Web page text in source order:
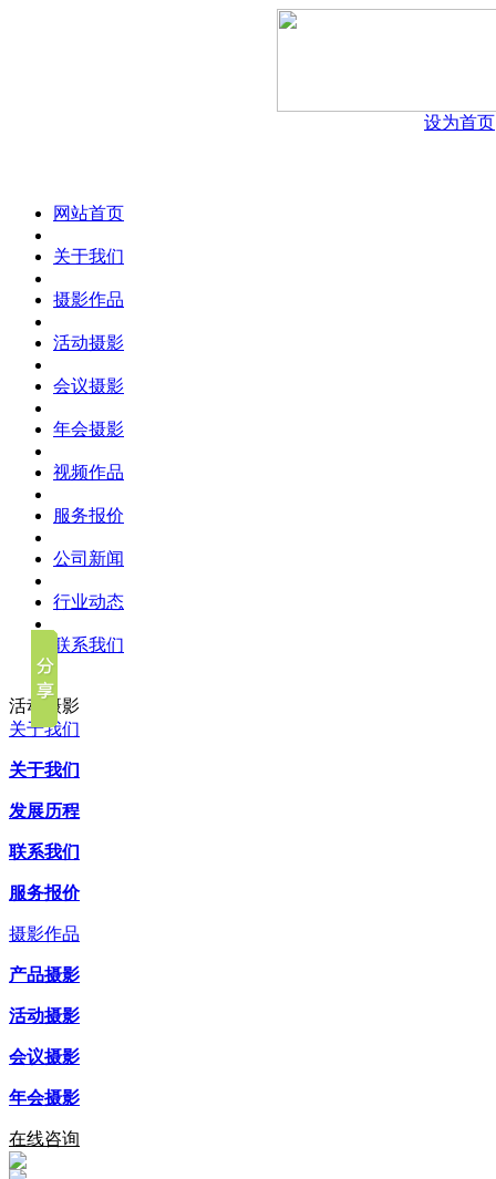
设为首页
网站首页
关于我们
摄影作品
活动摄影
会议摄影
年会摄影
视频作品
服务报价
公司新闻
行业动态
联系我们
活动摄影
关于我们
关于我们
发展历程
联系我们
服务报价
摄影作品
产品摄影
活动摄影
会议摄影
年会摄影
在线咨询